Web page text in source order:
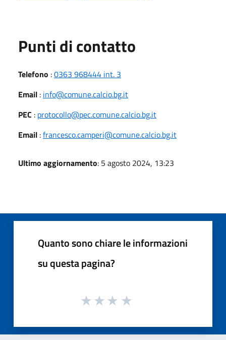
Punti di contatto
Telefono :0363 968444 int. 3
Email : info@comune.calcio.bg.it
PEC : protocollo@pec.comune.calcio.bg.it
Email :francesco.camperi@comune.calcio.bg.it
Ultimo aggiornamento: 5 agosto 2024, 13:23
Quanto sono chiare le informazioni
su questa pagina?